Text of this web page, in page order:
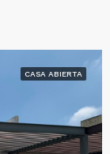
CASA ABIERTA